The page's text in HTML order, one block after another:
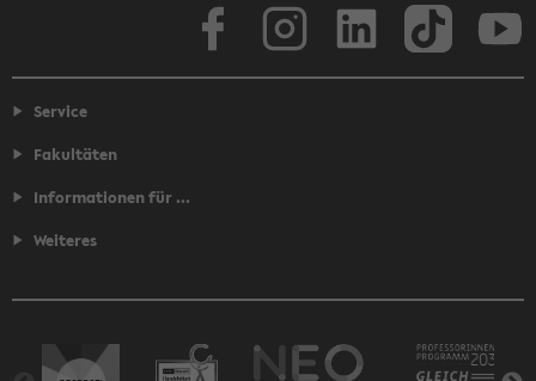
Service
Fakultäten
Informationen für ...
Weiteres